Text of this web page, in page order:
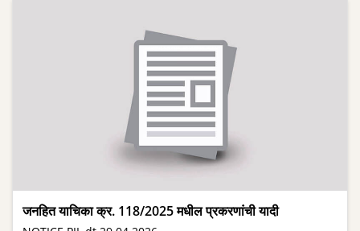
जनहित याचिका क्र. 118/2025 मधील प्रकरणांची यादी